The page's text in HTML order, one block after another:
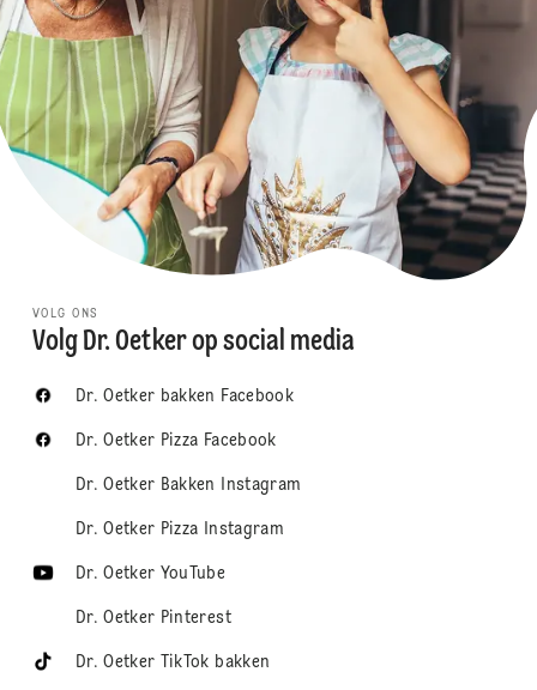
VOLG ONS
Volg Dr. Oetker op social media
Dr. Oetker bakken Facebook
Dr. Oetker Pizza Facebook
Dr. Oetker Bakken Instagram
Dr. Oetker Pizza Instagram
Dr. Oetker YouTube
Dr. Oetker Pinterest
Dr. Oetker TikTok bakken